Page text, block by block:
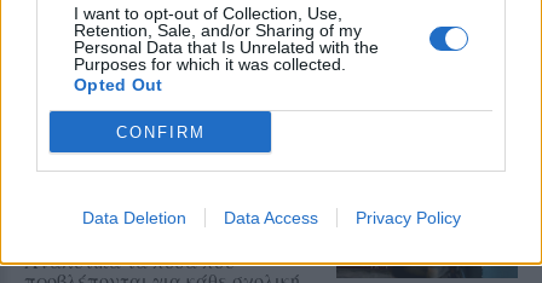
I want to opt-out of Collection, Use,
Retention, Sale, and/or Sharing of my
Personal Data that Is Unrelated with the
Purposes for which it was collected.
Opted Out
CONFIRM
Data Deletion Data Access Privacy Policy
προορισμό την ιδιαίτερη πατρίδα
της συντρόφου του
ΡΕΠΟΡΤΑΖ ΕΚΠΑΙΔΕΥΣΗ
Η επόμενη μέρα στα σχολεία της
Μυτιλήνης μετά την κατάργηση
των σχολικών επιτροπών
Πάγιες προκαταβολές στους
διευθυντές και σειρά εργολαβιών
Αναλυτικά τα ποσά που